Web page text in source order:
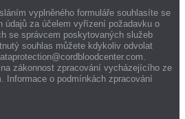
vyplněného formuláře souhlasíte se
údajů za účelem vyřízení požadavku o
se správcem poskytovaných služeb
souhlas můžete kdykoliv odvolat
zákonnost zpracování vycházejícího ze
Informace o podmínkách zpracování